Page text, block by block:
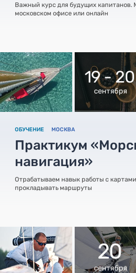
Важный курс для будущих капитанов.
московском офисе или онлайн
19 - 20
сентября
ОБУЧЕНИЕ МОСКВА
Практикум
навигация»
Отрабатываем навык работы с
прокладывать маршруты
20
сентября